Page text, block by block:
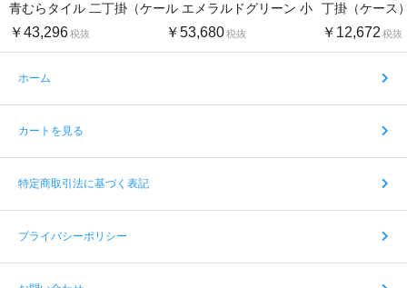
青むらタイル 二丁掛（ケー
ス）
￥43,296税抜
ル エメラルドグリーン 小
口（ケース）
￥53,680税抜
丁掛（ケース
￥12,672 税抜
ホーム
カートを見る
特定商取引法に基づく表記
プライバシーポリシー